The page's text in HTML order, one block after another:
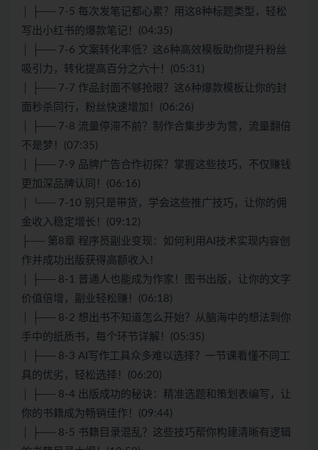
│ ├── 7-5 每次发笔记都心累？用这8种标题类型，轻松
写出小红书的爆款笔记！(04:35)
│ ├── 7-6 文案转化率低？这6种高效模板助你提升粉丝
吸引力，转化提高百分之六十！(05:31)
│ ├── 7-7 作品封面不够抢眼？这6种爆款模板让你的封
面秒杀同行，粉丝快速增加！(06:26)
│ ├── 7-8 流量停滞不前？制作合集步步为营，流量翻倍
不是梦！(07:35)
│ ├── 7-9 品牌广告合作初探？掌握这些技巧，不仅赚钱
更加深品牌认同！(06:16)
│ └── 7-10 别只是带货，学会这些推广技巧，让你的佣
金收入稳定增长！(09:12)
├── 第8章 程序员副业变现：如何利用AI技术实现内容创
作并成功出版获得高额收入！
│ ├── 8-1 普通人也能成为作家！图书出版，让你的文字
价值倍增，副业轻松赚！(06:18)
│ ├── 8-2 想出书不知道怎么开始？从脑海中的想法到你
手中的纸质书，每个环节详解！(05:35)
│ ├── 8-3 AI写作工具众多难以选择？一节课看懂不同工
具的优劣，轻松选择！(06:20)
│ ├── 8-4 出版成功的秘诀：精准选题和策划表编写，让
你的书籍成为畅销佳作！(09:44)
│ ├── 8-5 书籍目录混乱？这些技巧帮你构建清晰有逻辑